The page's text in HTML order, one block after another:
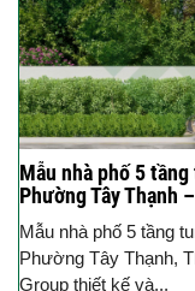
Mẫu nhà phố 5
Phường Tây Thạnh
Mẫu nhà phố 5 tầng
Phường Tây Thạnh,
Group thiết kế và...